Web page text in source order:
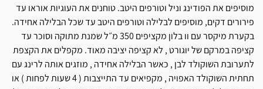
מוסיפים את הפודינג וניל וטורפים היטב. טוחנים את העוגיות אוראו עד
פירורים דקים, מוסיפים לבלילה וטורפים היטב עד שכל הבלילה אחידה.
בקערת מיקסר עם וו בלון מקציפים 350 מ״ל שמנת מתוקה וסוכר עד
קציפה במרקם של יוגורט , לא קציפה יציבה מאוד. מקפלים את הקצפת
לתערובת השוקולד לבן , כאשר הבלילה אחידה , מוזגים אותה לרינג עם
תחתית השוקולד האפויה , מקפיאים עד התייצבות ( 4 שעות לפחות ) או